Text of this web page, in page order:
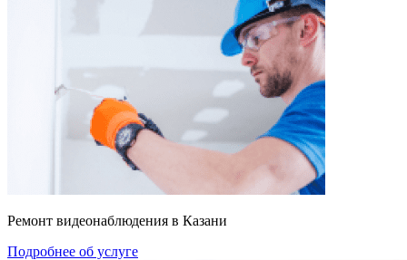
Ремонт видеонаблюдения в Казани
Подробнее об услуге